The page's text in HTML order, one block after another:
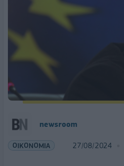
newsroom
ΟΙΚΟΝΟΜΙΑ 27/08/2024